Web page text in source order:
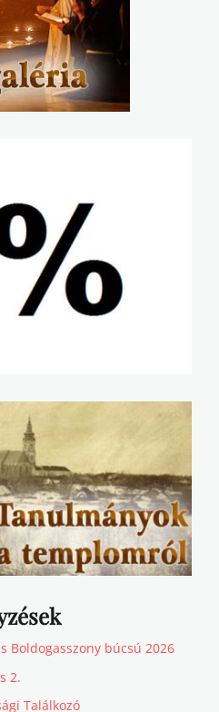
Boldogasszony búcsú 2026
2.
Találkozó